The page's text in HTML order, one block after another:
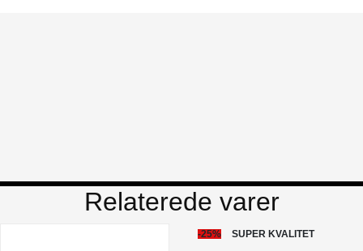
Relaterede varer
-25% SUPER KVALITET